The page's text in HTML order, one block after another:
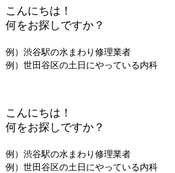
こんにちは！
何をお探しですか？
例）渋谷駅の水まわり修理業者
例）世田谷区の土日にやっている内科
こんにちは！
何をお探しですか？
例）渋谷駅の水まわり修理業者
例）世田谷区の土日にやっている内科